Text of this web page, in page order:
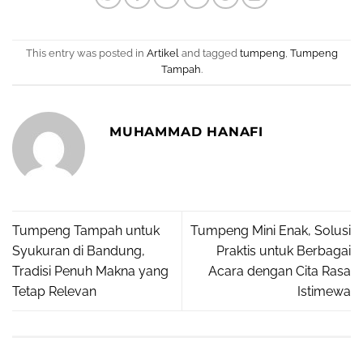
This entry was posted in Artikel and tagged tumpeng Tumpeng
Tampah.
MUHAMMAD HANAFI
Tumpeng Tampah untuk
Syukuran di Bandung,
Tradisi Penuh Makna yang
Tetap Relevan
Tumpeng Mini Enak, Solusi
Praktis untuk Berbagai
Acara dengan Cita Rasa
Istimewa